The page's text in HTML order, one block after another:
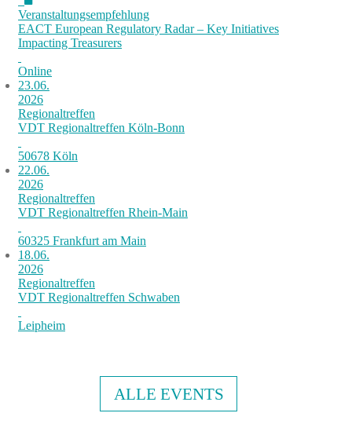
Veranstaltungsempfehlung
EACT European Regulatory Radar – Key Initiatives
Impacting Treasurers
Online
23.06.
2026
Regionaltreffen
VDT Regionaltreffen Köln-Bonn
50678 Köln
22.06.
2026
Regionaltreffen
VDT Regionaltreffen Rhein-Main
60325 Frankfurt am Main
18.06.
2026
Regionaltreffen
VDT Regionaltreffen Schwaben
Leipheim
ALLE EVENTS